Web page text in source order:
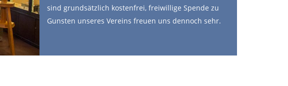
sind grundsätzlich kostenfrei, freiwillige Spende zu
Gunsten unseres Vereins freuen uns dennoch sehr.